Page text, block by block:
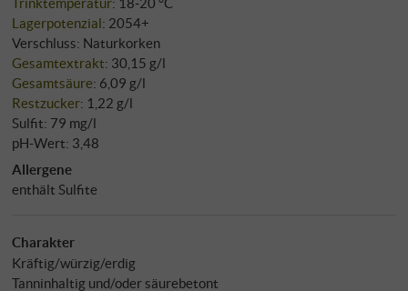
Lagerpotenzial: 2054+
Verschluss: Naturkorken
Gesamtextrakt: 30,15 g/l
Gesamtsäure: 6,09 g/l
Restzucker: 1,22 g/l
Sulfit: 79 mg/l
pH-Wert: 3,48
Allergene
enthält Sulfite
Charakter
Kräftig/würzig/erdig
Tanninhaltig und/oder säurebetont